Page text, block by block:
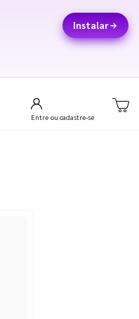
Instalar
Entre ou cadastre-se